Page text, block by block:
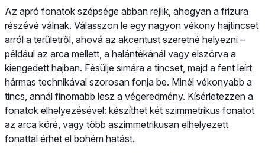
Az apró fonatok szépsége abban rejlik, ahogyan a frizura
részévé válnak. Válasszon le egy nagyon vékony hajtincset
arról a területről, ahová az akcentust szeretné helyezni –
például az arca mellett, a halántékánál vagy elszórva a
kiengedett hajban. Fésülje simára a tincset, majd a fent leírt
hármas technikával szorosan fonja be. Minél vékonyabb a
tincs, annál finomabb lesz a végeredmény. Kísérletezzen a
fonatok elhelyezésével: készíthet két szimmetrikus fonatot
az arca köré, vagy több aszimmetrikusan elhelyezett
fonattal érhet el bohém hatást.